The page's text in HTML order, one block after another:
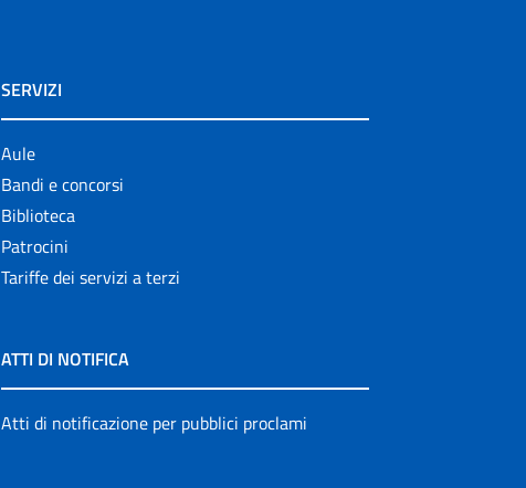
SERVIZI
Aule
Bandi e concorsi
Biblioteca
Patrocini
Tariffe dei servizi a terzi
ATTI DI NOTIFICA
Atti di notificazione per pubblici proclami